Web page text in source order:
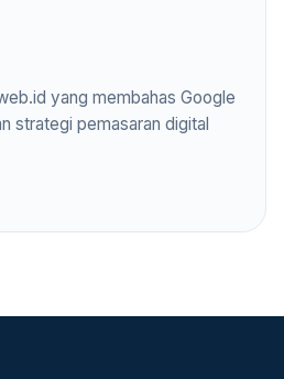
yang membahas Google
strategi pemasaran digital